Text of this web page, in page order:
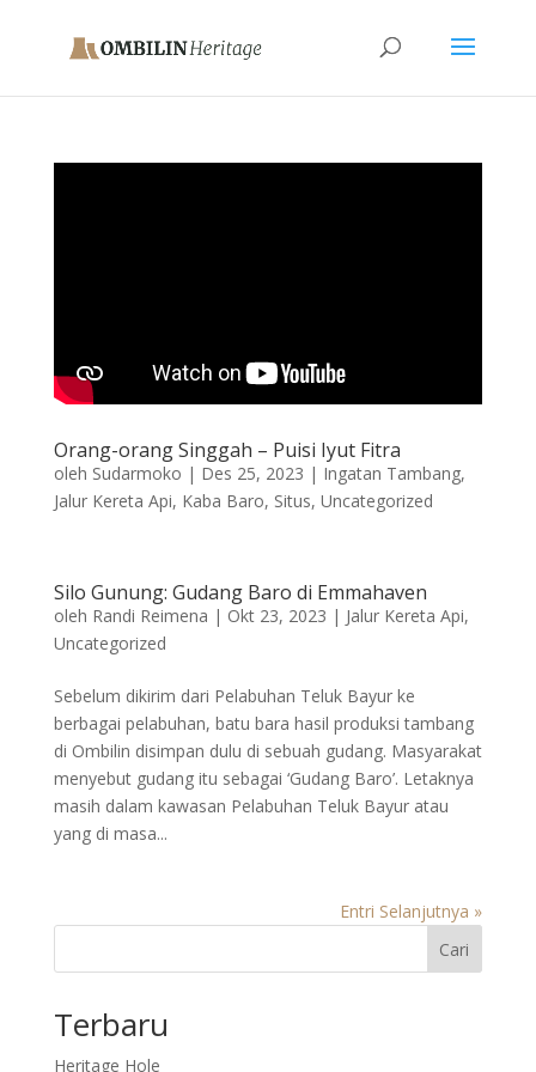
Orang-orang Singgah – Puisi Iyut Fitra
oleh Sudarmoko | Des 25, 2023 | Ingatan Tambang,
Jalur Kereta Api, Kaba Baro, Situs, Uncategorized
Silo Gunung: Gudang Baro di Emmahaven
oleh Randi Reimena | Okt 23, 2023 | Jalur Kereta Api,
Uncategorized
Sebelum dikirim dari Pelabuhan Teluk Bayur ke
berbagai pelabuhan, batu bara hasil produksi tambang
di Ombilin disimpan dulu di sebuah gudang. Masyarakat
menyebut gudang itu sebagai ‘Gudang Baro’. Letaknya
masih dalam kawasan Pelabuhan Teluk Bayur atau
yang di masa...
Entri Selanjutnya »
Cari
Terbaru
Heritage Hole